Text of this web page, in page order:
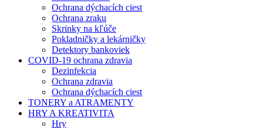
Ochrana dýchacích ciest
Ochrana zraku
Skrinky na kľúče
Pokladničky a lekárničky
Detektory bankoviek
COVID-19 ochrana zdravia
Dezinfekcia
Ochrana zdravia
Ochrana dýchacích ciest
TONERY a ATRAMENTY
HRY A KREATIVITA
Hry